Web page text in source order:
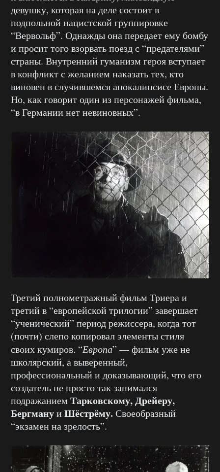
девушку, которая на деле состоит в
подпольной нацистской группировке
“Вервольф”. Однажды она передает ему бомбу
и просит того взорвать поезд с “предателями”
страны. Внутренний гуманизм героя вступает
в конфликт с желанием наказать тех, кто
виновен в случившемся апокалипсисе Европы.
Но, как говорит один из персонажей фильма,
“в Германии нет невиновных”.
Третий полнометражный фильм Триера и
третий в “европейской трилогии” завершает
“ученический” период режиссера, когда тот
(почти) слепо копировал элементы стиля
своих кумиров. “Европа” — фильм уже не
школярский, а выверенный,
профессиональный и доказывающий, что его
создатель не просто так занимался
подражанием Тарковскому, Дрейеру,
Бергмануи Шёстрёму. Своеобразный
“экзамен на зрелость”.